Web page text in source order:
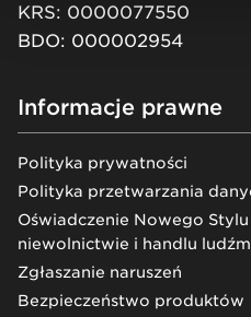
KRS: 0000077550
BDO: 000002954
Informacje prawne
Polityka prywatności
Polityka przetwarzania
Oświadczenie Nowego Stylu
niewolnictwie i handlu
Zgłaszanie naruszeń
Bezpieczeństwo produktów